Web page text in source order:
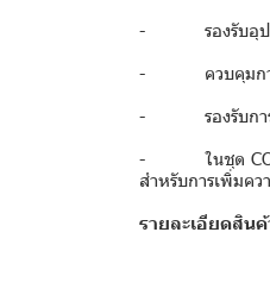
- รองรับอุปกรณ์
- ควบคุมการทำ
- รองรับการคว
- ในชุด
สำหรับการเพิ่มค
รายละเอียดสินค้